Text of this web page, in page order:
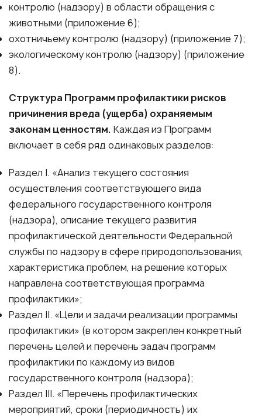
контролю (надзору) в области обращения с
животными (приложение 6);
охотничьему контролю (надзору) (приложение 7);
экологическому контролю (надзору) (приложение
8).
Структура Программ профилактики рисков
причинения вреда (ущерба) охраняемым
законам ценностям. Каждая из Программ
включает в себя ряд одинаковых разделов:
Раздел I. «Анализ текущего состояния
осуществления соответствующего вида
федерального государственного контроля
(надзора), описание текущего развития
профилактической деятельности Федеральной
службы по надзору в сфере природопользования,
характеристика проблем, на решение которых
направлена соответствующая программа
профилактики»;
Раздел II. «Цели и задачи реализации программы
профилактики» (в котором закреплен конкретный
перечень целей и перечень задач программ
профилактики по каждому из видов
государственного контроля (надзора);
Раздел III. «Перечень профилактических
мероприятий, сроки (периодичность) их